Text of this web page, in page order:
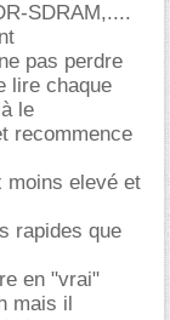
SDRAM,....
pas perdre
lire chaque
le
recommence
moins elevé et
rapides que
en "vrai"
mais il